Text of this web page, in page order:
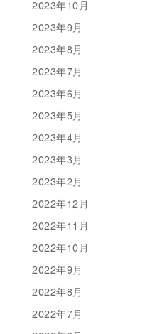
2023年10月
2023年9月
2023年8月
2023年7月
2023年6月
2023年5月
2023年4月
2023年3月
2023年2月
2022年12月
2022年11月
2022年10月
2022年9月
2022年8月
2022年7月